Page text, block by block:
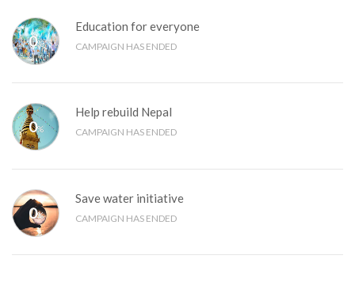
0%
Education for everyone
CAMPAIGN HAS ENDED
0%
Help rebuild Nepal
CAMPAIGN HAS ENDED
0%
Save water initiative
CAMPAIGN HAS ENDED